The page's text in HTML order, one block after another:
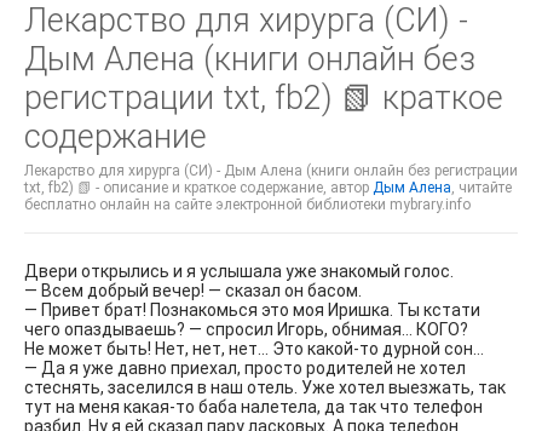
Лекарство для хирурга (СИ) -
Дым Алена (книги онлайн без
регистрации txt, fb2) 📗 краткое
содержание
Лекарство для хирурга (СИ) - Дым Алена (книги онлайн без регистрации
txt, fb2) 📗 - описание и краткое содержание, автор Дым Алена, читайте
бесплатно онлайн на сайте электронной библиотеки mybrary.info
Двери открылись и я услышала уже знакомый голос.
— Всем добрый вечер! — сказал он басом.
— Привет брат! Познакомься это моя Иришка. Ты кстати
чего опаздываешь? — спросил Игорь, обнимая… КОГО?
Не может быть! Нет, нет, нет… Это какой-то дурной сон…
— Да я уже давно приехал, просто родителей не хотел
стеснять, заселился в наш отель. Уже хотел выезжать, так
тут на меня какая-то баба налетела, да так что телефон
разбил. Ну я ей сказал пару ласковых. А пока телефон